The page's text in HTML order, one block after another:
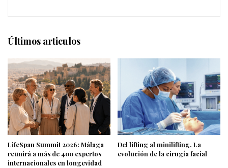
Últimos articulos
LifeSpan Summit 2026: Málaga
reunirá a más de 400 expertos
internacionales en longevidad
Del lifting al minilifting. La
evolución de la cirugía facial